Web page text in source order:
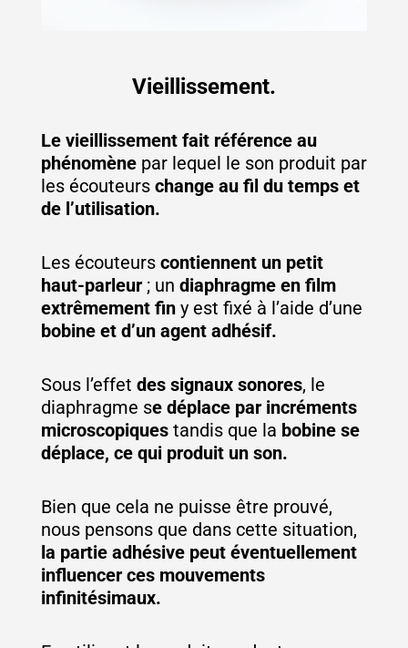
Vieillissement.
Le vieillissement fait référence au
phénomène par lequel le son produit par
les écouteurs change au fil du temps et
de l’utilisation.
Les écouteurs contiennent un petit
haut-parleur ; un diaphragme en film
extrêmement fin y est fixé à l’aide d’une
bobine et d’un agent adhésif.
Sous l’effet des signaux sonores, le
diaphragme se déplace par incréments
microscopiques tandis que la bobine se
déplace, ce qui produit un son.
Bien que cela ne puisse être prouvé,
nous pensons que dans cette situation,
la partie adhésive peut éventuellement
influencer ces mouvements
infinitésimaux.